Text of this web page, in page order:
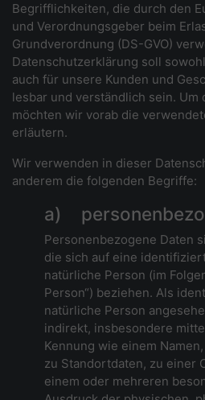
Begrifflichkeiten, die durch den
und Verordnungsgeber beim
Grundverordnung (DS-GVO)
Datenschutzerklärung soll
auch für unsere Kunden und
lesbar und verständlich sein. Um
möchten wir vorab die
erläutern.
Wir verwenden in dieser
anderem die folgenden Begriffe:
a)
Personenbezogene Daten
die sich auf eine
natürliche Person (im
Person“) beziehen. Als
natürliche Person
indirekt, insbesondere
Kennung wie einem
zu Standortdaten, zu einer
einem oder mehreren